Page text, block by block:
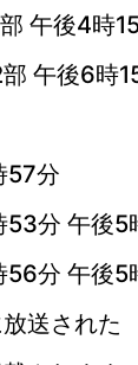
午後4時
午後6時
57分
分 午後5
分 午後5
送された